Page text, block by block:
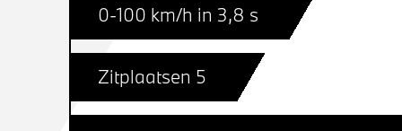
0-100 km/h in 3,8 s
Zitplaatsen 5